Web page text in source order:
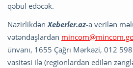
qəbul edəcək.
NazirlikdənXeberler.az-a verilən
vətəndaşlardan
ünvanı, 1655 Çağrı Mərkəzi, 012
vasitəsi ilə (regionlardan edilən